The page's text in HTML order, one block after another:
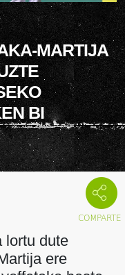
MARTIJA
BI
lortu dute
ere